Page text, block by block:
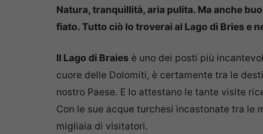
Natura, tranquillità, aria pulita. Ma anche
fiato. Tutto ciò lo troverai al Lago di Bries e
Il Lago di Braies è uno dei posti più
cuore delle Dolomiti, è certamente tra le
nostro Paese. E lo attestano le tante visite
Con le sue acque turchesi incastonate tra le
migliaia di visitatori.